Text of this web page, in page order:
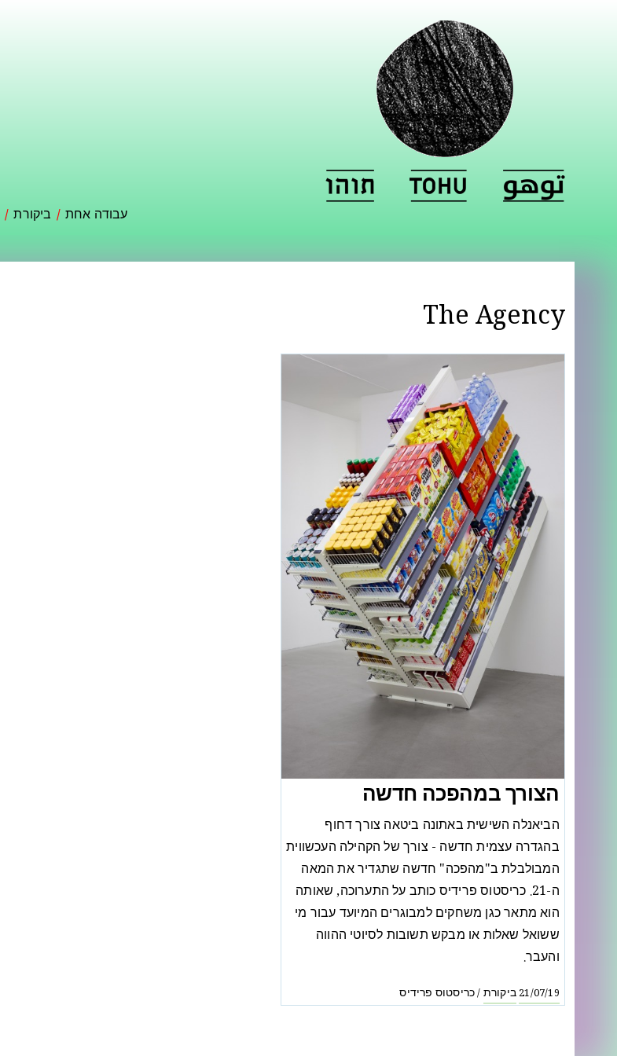
ביקורת עבודה אחת
The Agency
הצורך במהפכה חדשה
הביאנלה השישית באתונה ביטאה צורך דחוף
בהגדרה עצמית חדשה - צורך של הקהילה העכשווית
המבולבלת ב"מהפכה" חדשה שתגדיר את המאה
ה-21. כריסטוס פרידיס כותב על התערוכה, שאותה
הוא מתאר כגן משחקים למבוגרים המיועד עבור מי
ששואל שאלות או מבקש תשובות לסיוטי ההווה
והעבר.
21/07/19ביקורת/כריסטוס פרידיס